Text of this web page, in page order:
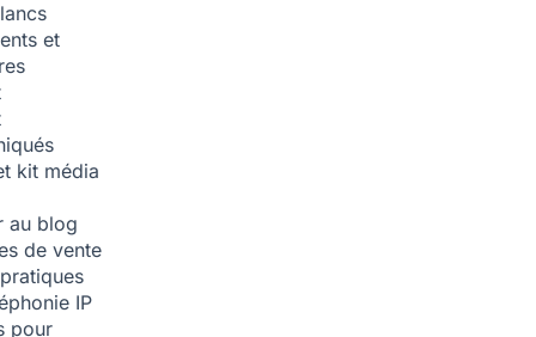
et
kit média
au blog
de vente
IP
pour